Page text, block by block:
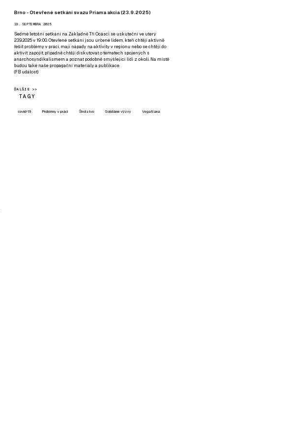
Brno - Otevřené setkání svazu Priama akcia (23.9.2025)
19. SEPTEMBRA 2025
Sedmé letošní setkání na Základně Tři Ocásci se uskuteční ve uterý
23.9.2025 v 19:00. Otevřené setkání jsou určené lidem, kteří chtějí aktivně
řešit problémy v práci, mají nápady na aktivity v regionu nebo se chtějí do
aktivit zapojit, případně chtějí diskutovat o tématech spojených s
anarchosyndikalismem a poznat podobně smýšlející lidi z okolí. Na místě
budou také naše propagační materiály a publikace.
(FB událost)
ĎALŠIE >>
TAGY
covid-19 Problémy v práci Školstvo Solidárne výzvy VegaNana